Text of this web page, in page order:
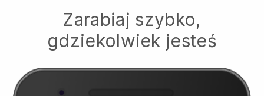
Zarabiaj szybko,
gdziekolwiek jesteś